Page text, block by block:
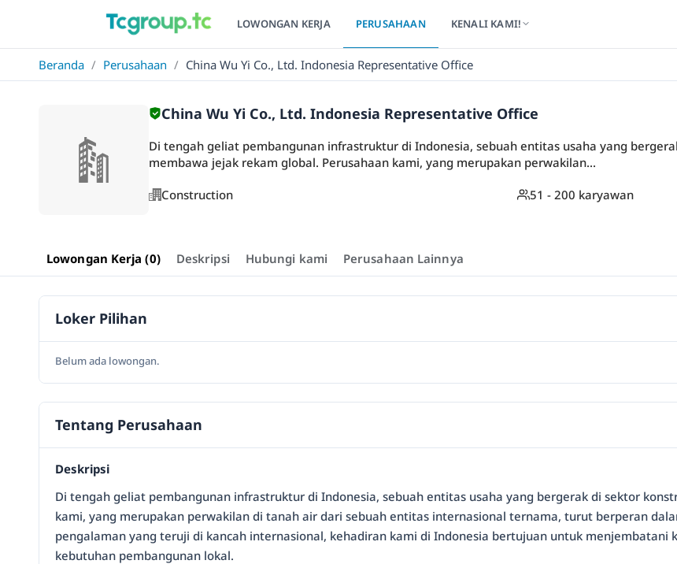
LOWONGAN KERJA PERUSAHAAN KENALI KAMI!
Beranda / Perusahaan / China Wu Yi Co., Ltd. Indonesia Representative Office
China Wu Yi Co., Ltd. Indonesia Representative Office
Di tengah geliat pembangunan infrastruktur di Indonesia, sebuah entitas usaha yang
membawa jejak rekam global. Perusahaan kami, yang merupakan perwakilan...
Construction 51 - 200 karyawan
Lowongan Kerja (0) Deskripsi Hubungi kami Perusahaan Lainnya
Loker Pilihan
Belum ada lowongan.
Tentang Perusahaan
Deskripsi
Di tengah geliat pembangunan infrastruktur di Indonesia, sebuah entitas usaha yang bergerak di sektor
kami, yang merupakan perwakilan di tanah air dari sebuah entitas internasional ternama, turut berperan
pengalaman yang teruji di kancah internasional, kehadiran kami di Indonesia bertujuan untuk menjembatani
kebutuhan pembangunan lokal.